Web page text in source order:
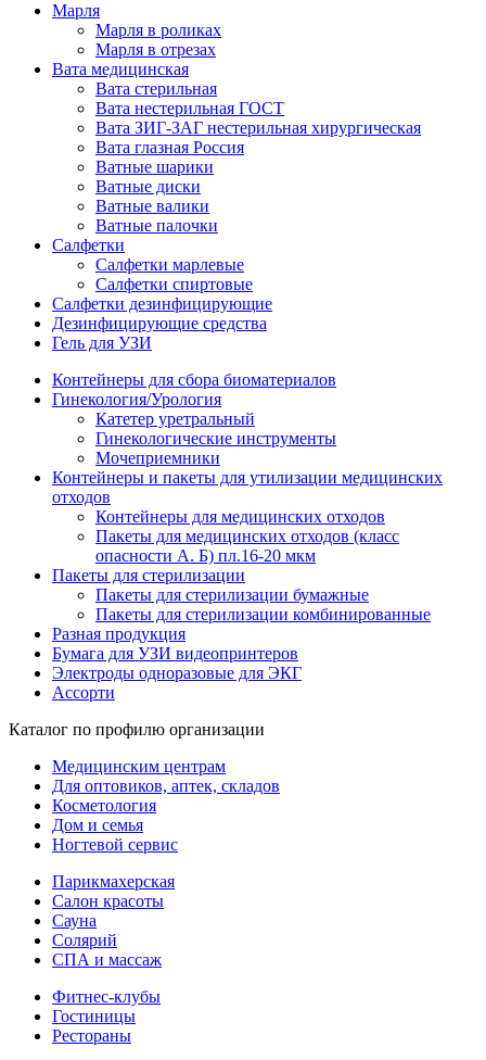
Марля
Марля в роликах
Марля в отрезах
Вата медицинская
Вата стерильная
Вата нестерильная ГОСТ
Вата ЗИГ-ЗАГ нестерильная хирургическая
Вата глазная Россия
Ватные шарики
Ватные диски
Ватные валики
Ватные палочки
Салфетки
Салфетки марлевые
Салфетки спиртовые
Салфетки дезинфицирующие
Дезинфицирующие средства
Гель для УЗИ
Контейнеры для сбора биоматериалов
Гинекология/Урология
Катетер уретральный
Гинекологические инструменты
Мочеприемники
Контейнеры и пакеты для утилизации медицинских
отходов
Контейнеры для медицинских отходов
Пакеты для медицинских отходов (класс
опасности А. Б) пл.16-20 мкм
Пакеты для стерилизации
Пакеты для стерилизации бумажные
Пакеты для стерилизации комбинированные
Разная продукция
Бумага для УЗИ видеопринтеров
Электроды одноразовые для ЭКГ
Ассорти
Каталог по профилю организации
Медицинским центрам
Для оптовиков, аптек, складов
Косметология
Дом и семья
Ногтевой сервис
Парикмахерская
Салон красоты
Сауна
Солярий
СПА и массаж
Фитнес-клубы
Гостиницы
Рестораны